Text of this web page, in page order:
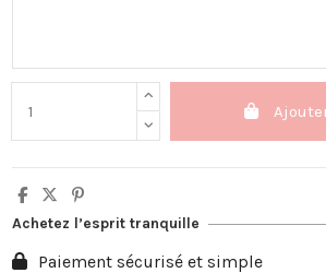
Achetez l’esprit tranquille
Paiement sécurisé et simple